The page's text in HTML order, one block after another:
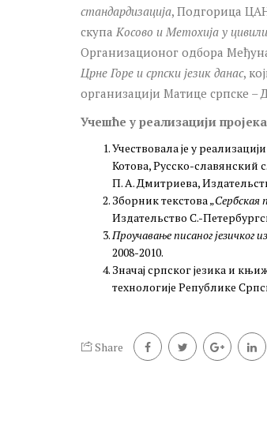
стандардизација, Подгорица
скупа Косово и Метохија у
Организационог одбора
Црне Горе и српски језик данас,
организацији Матице српске
Учешће у реализацији
Учествовала је у
Котова, Русско-
П. А. Дмитриева,
Зборник текстова „Сербская
Издательство С.-
Проучавање писаног језичког
2008-2010.
Значај српског језика и
технологије Републике
Share